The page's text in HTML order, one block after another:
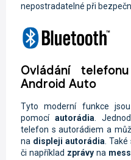
nepostradatelné při
Ovládání
Android Auto
Tyto moderní funkce
pomocíautorádia .
telefon s autorádiem a
na displeji autorádia .
či například zprávy na